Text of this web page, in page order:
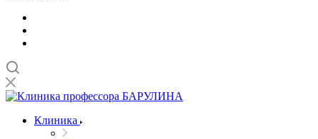
Клиника